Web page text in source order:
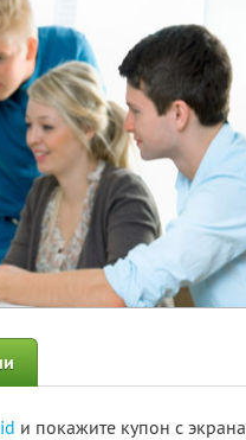
и покажите купон с экрана